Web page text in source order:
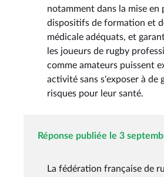
notamment dans la mise en
dispositifs de formation et
médicale adéquats, et
les joueurs de rugby
comme amateurs puissent
activité sans s'exposer à de
risques pour leur santé.
Réponse publiée le 3
La fédération française de